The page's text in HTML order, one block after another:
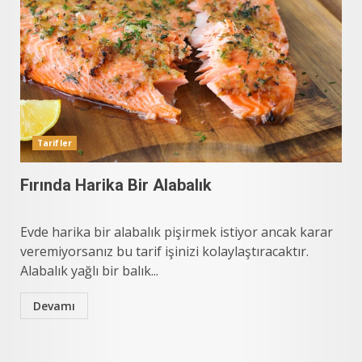
Tarifler
Fırında Harika Bir Alabalık
Evde harika bir alabalık pişirmek istiyor ancak karar
veremiyorsanız bu tarif işinizi kolaylaştıracaktır.
Alabalık yağlı bir balık...
Devamı